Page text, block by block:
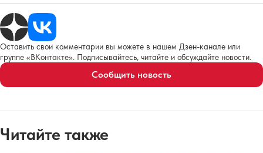
Оставить свои комментарии вы можете в нашем Дзен-канале или
группе «ВКонтакте». Подписывайтесь, читайте и обсуждайте новости.
Сообщить новость
Читайте также